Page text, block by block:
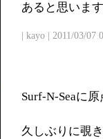
あると思いま
| kayo | 2011/03/07
Surf-N-Seaに
久しぶりに覗